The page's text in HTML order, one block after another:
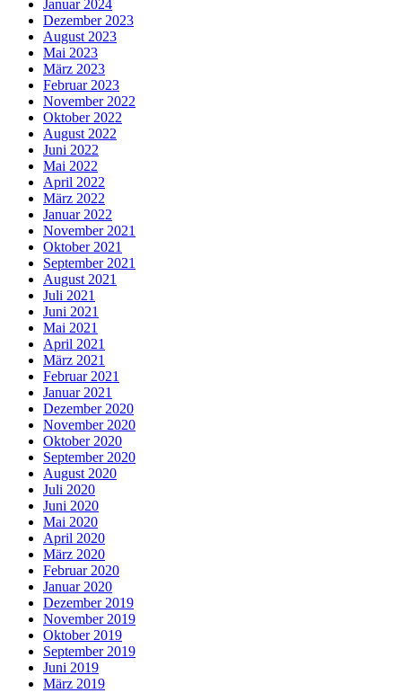
Januar 2024
Dezember 2023
August 2023
Mai 2023
März 2023
Februar 2023
November 2022
Oktober 2022
August 2022
Juni 2022
Mai 2022
April 2022
März 2022
Januar 2022
November 2021
Oktober 2021
September 2021
August 2021
Juli 2021
Juni 2021
Mai 2021
April 2021
März 2021
Februar 2021
Januar 2021
Dezember 2020
November 2020
Oktober 2020
September 2020
August 2020
Juli 2020
Juni 2020
Mai 2020
April 2020
März 2020
Februar 2020
Januar 2020
Dezember 2019
November 2019
Oktober 2019
September 2019
Juni 2019
März 2019